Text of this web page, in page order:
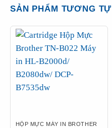
SẢN PHẨM TƯƠNG TỰ
HỘP MỰC MÁY IN BROTHER